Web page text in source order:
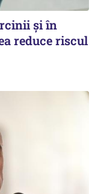
și în
reduce riscul